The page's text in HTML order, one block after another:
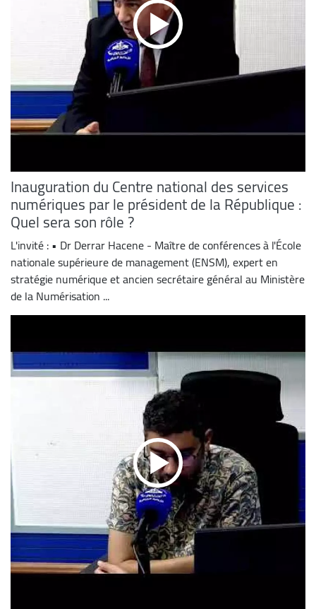
Inauguration du Centre national des services
numériques par le président de la République :
Quel sera son rôle ?
L'invité : • Dr Derrar Hacene - Maître de conférences à l'École
nationale supérieure de management (ENSM), expert en
stratégie numérique et ancien secrétaire général au Ministère
de la Numérisation ...